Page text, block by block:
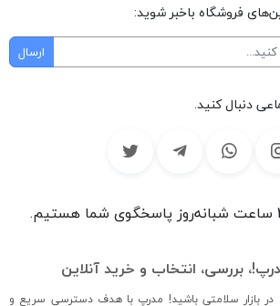
فروشگاه باخبر شوید:
دنبال کنید.
بررسی، انتخاب و خرید آنلاین
بازار سلامتی باشید! مدرپ با هدف دسترسی سریع و